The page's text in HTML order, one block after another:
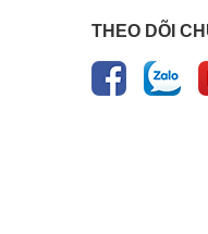
THEO DÕI